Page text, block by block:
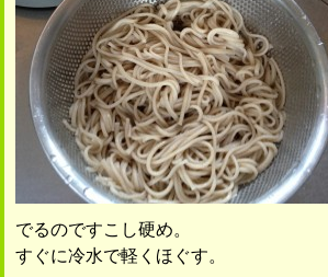
でるのですこし硬め。
すぐに冷水で軽くほぐす。